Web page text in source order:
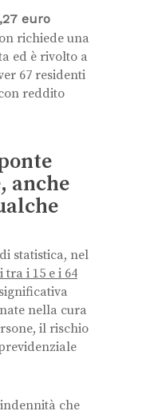
euro
richiede una
ed è rivolto a
67 residenti
reddito
anche
statistica, nel
i 15 e i 64
nella cura
il rischio
che